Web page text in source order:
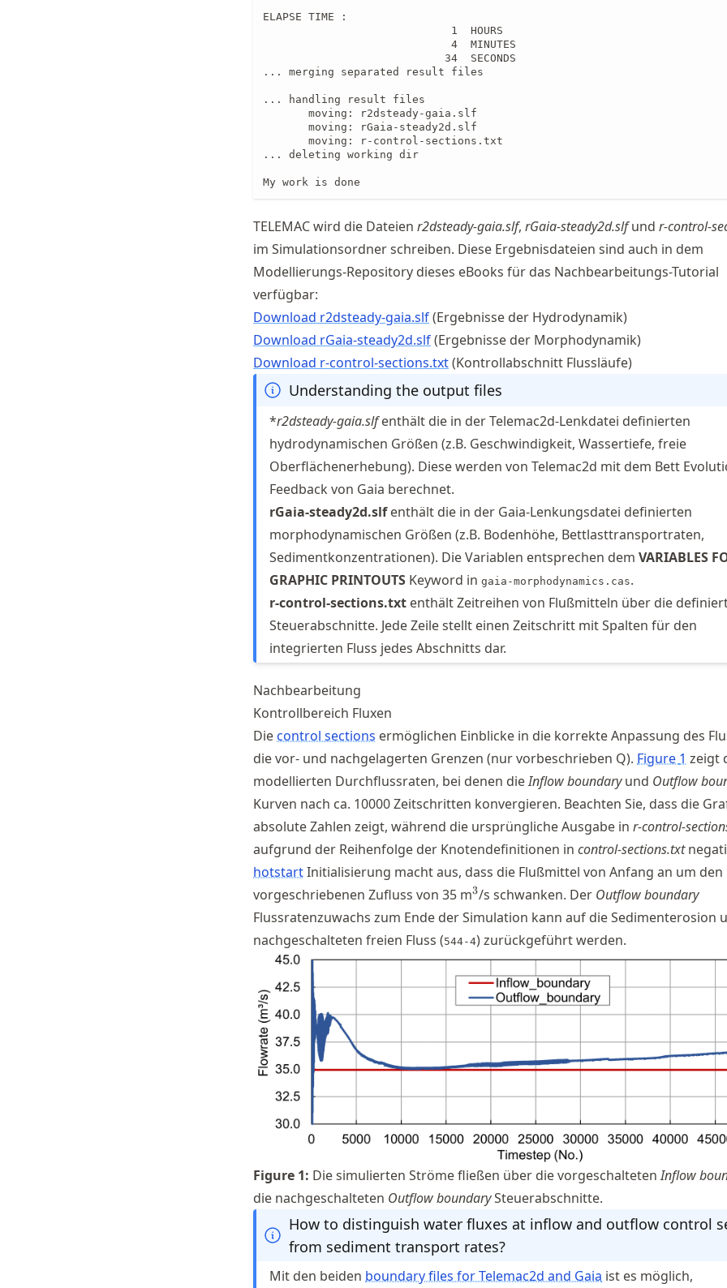
ELAPSE TIME :
                             1  HOURS
                             4  MINUTES
                            34  SECONDS
... merging separated result files
... handling result files
       moving: r2dsteady-gaia.slf
       moving: rGaia-steady2d.slf
       moving: r-control-sections.txt
... deleting working dir
My work is done
TELEMAC wird die Dateien r2dsteady-gaia.slf, rGaia-steady2d.slfund r-control-
im Simulationsordner schreiben. Diese Ergebnisdateien sind auch in dem
Modellierungs-Repository dieses eBooks für das Nachbearbeitungs-Tutorial
verfügbar:
Download r2dsteady-gaia.slf(Ergebnisse der Hydrodynamik)
Download rGaia-steady2d.slf(Ergebnisse der Morphodynamik)
Download r-control-sections.txt(Kontrollabschnitt Flussläufe)
Understanding the output files
*r2dsteady-gaia.slfenthält die in der Telemac2d-Lenkdatei definierten
hydrodynamischen Größen (z.B. Geschwindigkeit, Wassertiefe, freie
Oberflächenerhebung). Diese werden von Telemac2d mit dem Bett
Feedback von Gaia berechnet.
rGaia-steady2d.slfenthält die in der Gaia-Lenkungsdatei definierten
morphodynamischen Größen (z.B. Bodenhöhe, Bettlasttransportraten,
Sedimentkonzentrationen). Die Variablen entsprechen dem VARIABLES
GRAPHIC PRINTOUTS Keyword in gaia-morphodynamics.cas.
r-control-sections.txt enthält Zeitreihen von Flußmitteln über die
Steuerabschnitte. Jede Zeile stellt einen Zeitschritt mit Spalten für den
integrierten Fluss jedes Abschnitts dar.
Nachbearbeitung
Kontrollbereich Fluxen
Die control sections ermöglichen Einblicke in die korrekte Anpassung des
die vor- und nachgelagerten Grenzen (nur vorbeschrieben Q). Figure 1 zeigt
modellierten Durchflussraten, bei denen dieInflow boundaryund Outflow
Kurven nach ca. 10000 Zeitschritten konvergieren. Beachten Sie, dass die
absolute Zahlen zeigt, während die ursprüngliche Ausgabe in r-control-
aufgrund der Reihenfolge der Knotendefinitionen in control-sections.txt
hotstartInitialisierung macht aus, dass die Flußmittel von Anfang an um den
vorgeschriebenen Zufluss von 35 m^{3}
3/s schwanken. Der Outflow boundary
Flussratenzuwachs zum Ende der Simulation kann auf die Sedimenterosion
nachgeschalteten freien Fluss (544-4) zurückgeführt werden.
Figure 1: Die simulierten Ströme fließen über die vorgeschaltetenInflow
die nachgeschalteten Outflow boundarySteuerabschnitte.
How to distinguish water fluxes at inflow and outflow control
from sediment transport rates?
Mit den beiden boundary files for Telemac2d and Gaia ist es möglich,